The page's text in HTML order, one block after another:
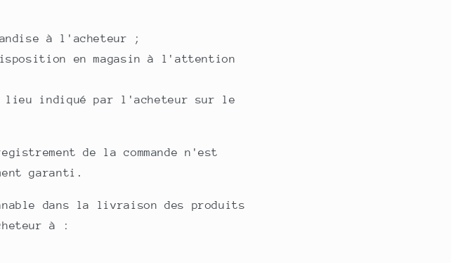
à l'acheteur ;
en magasin à l'attention
lieu indiqué par l'acheteur sur le
de la commande n'est
garanti.
dans la livraison des produits
à :